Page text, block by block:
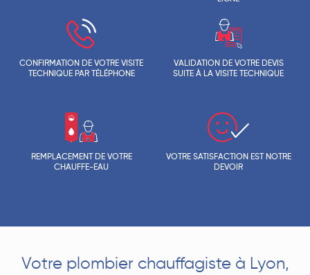
CONFIRMATION DE VOTRE VISITE
TECHNIQUE PAR TÉLÉPHONE
VALIDATION DE VOTRE DEVIS
SUITE À LA VISITE TECHNIQUE
REMPLACEMENT DE VOTRE
CHAUFFE-EAU
VOTRE SATISFACTION EST NOTRE
DEVOIR
Votre plombier chauffagiste à Lyon,